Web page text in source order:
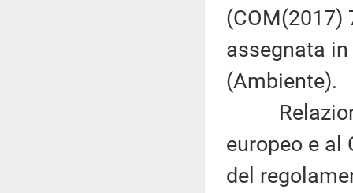
(COM(2017)
assegnata
(Ambiente).
Relazione
europeo e
del